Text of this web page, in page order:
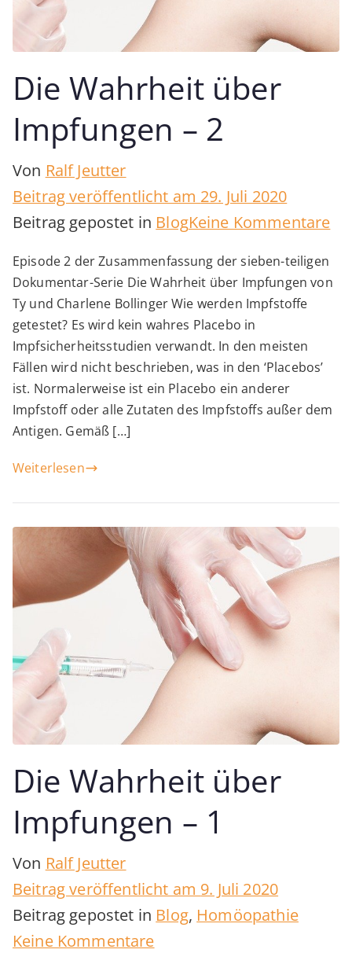
Die Wahrheit über
Impfungen – 2
Von Ralf Jeutter
Beitrag veröffentlicht am 29. Juli 2020
Beitrag gepostet in BlogKeine Kommentarezu
Episode 2 der Zusammenfassung der sieben-teiligen
Dokumentar-Serie Die Wahrheit über Impfungen von
Ty und Charlene Bollinger Wie werden Impfstoffe
getestet? Es wird kein wahres Placebo in
Impfsicherheitsstudien verwandt. In den meisten
Fällen wird nicht beschrieben, was in den ‘Placebos’
ist. Normalerweise ist ein Placebo ein anderer
Impfstoff oder alle Zutaten des Impfstoffs außer dem
Antigen. Gemäß […]
Weiterlesen
Die Wahrheit über
Impfungen – 1
Von Ralf Jeutter
Beitrag veröffentlicht am 9. Juli 2020
Beitrag gepostet in Blog, Homöopathie
Keine Kommentarezu